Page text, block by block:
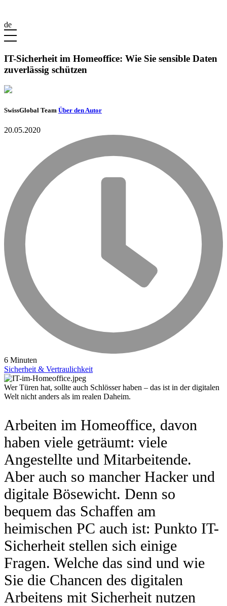
de
IT-Sicherheit im Homeoffice: Wie Sie sensible Daten
zuverlässig schützen
SwissGlobal Team Über den Autor
20.05.2020
6 Minuten
Sicherheit & Vertraulichkeit
Wer Türen hat, sollte auch Schlösser haben – das ist in der digitalen
Welt nicht anders als im realen Daheim.
Arbeiten im Homeoffice, davon
haben viele geträumt: viele
Angestellte und Mitarbeitende.
Aber auch so mancher Hacker und
digitale Bösewicht. Denn so
bequem das Schaffen am
heimischen PC auch ist: Punkto IT-
Sicherheit stellen sich einige
Fragen. Welche das sind und wie
Sie die Chancen des digitalen
Arbeitens mit Sicherheit nutzen